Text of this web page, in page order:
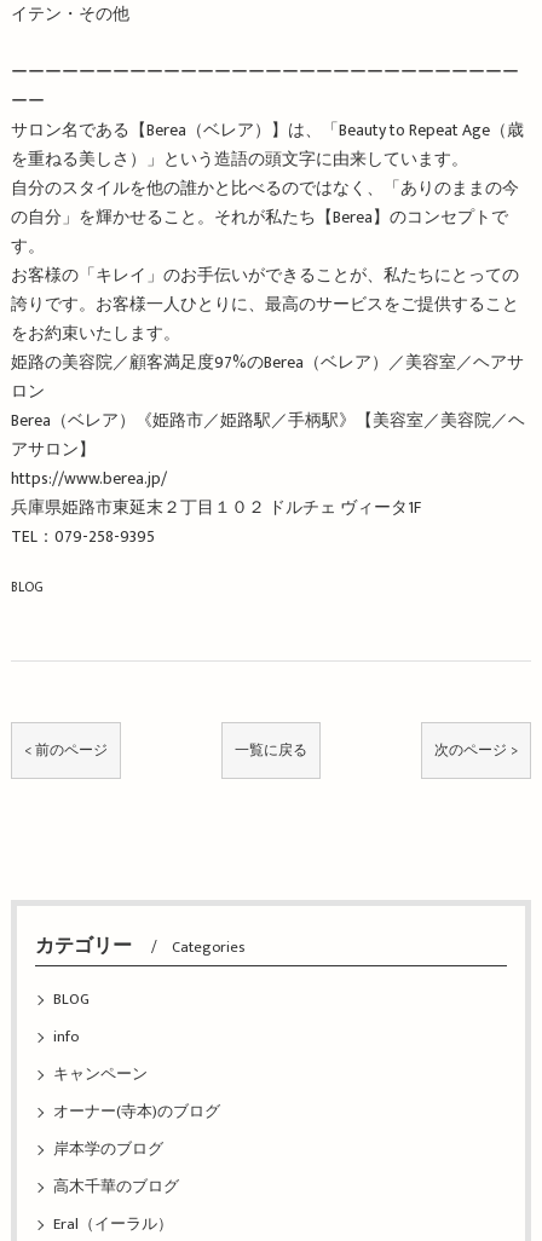
イテン・その他
ーーーーーーーーーーーーーーーーーーーーーーーーーーーーーー
ーー
サロン名である【Berea（ベレア）】は、「Beauty to Repeat Age（歳
を重ねる美しさ）」という造語の頭文字に由来しています。
自分のスタイルを他の誰かと比べるのではなく、「ありのままの今
の自分」を輝かせること。それが私たち【Berea】のコンセプトで
す。
お客様の「キレイ」のお手伝いができることが、私たちにとっての
誇りです。お客様一人ひとりに、最高のサービスをご提供すること
をお約束いたします。
姫路の美容院／顧客満足度97%のBerea（ベレア）／美容室／ヘアサ
ロン
Berea（ベレア）《姫路市／姫路駅／手柄駅》【美容室／美容院／ヘ
アサロン】
https://www.berea.jp/
兵庫県姫路市東延末２丁目１０２ ドルチェ ヴィータ1F
TEL：079-258-9395
BLOG
< 前のページ 一覧に戻る 次のページ >
カテゴリー Categories
BLOG
info
キャンペーン
オーナー(寺本)のブログ
岸本学のブログ
高木千華のブログ
Eral（イーラル）